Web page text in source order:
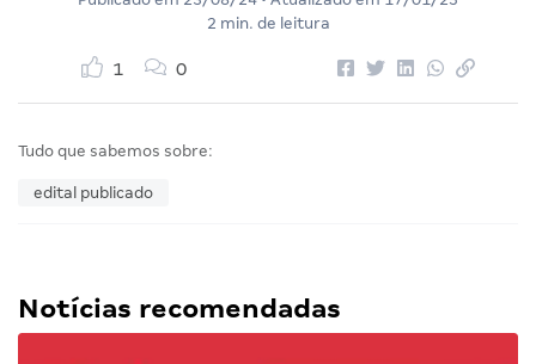
2 min. de leitura
1 0
Tudo que sabemos sobre:
edital publicado
Notícias recomendadas